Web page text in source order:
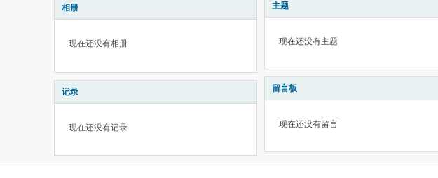
相册
现在还没有相册
记录
现在还没有记录
主题
现在还没有主题
留言板
现在还没有留言